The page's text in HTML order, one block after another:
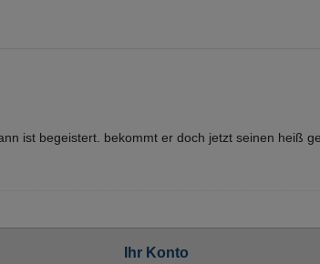
ist begeistert. bekommt er doch jetzt seinen heiß
Ihr Konto